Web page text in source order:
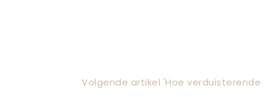
Volgende artikel 'Hoe verduisterende